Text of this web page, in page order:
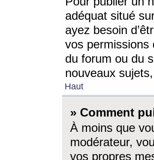
adéquat situé
ayez besoin
vos permissions
du forum ou du
nouveaux
Haut
» Comment
À moins que
modérateur,
vos propres